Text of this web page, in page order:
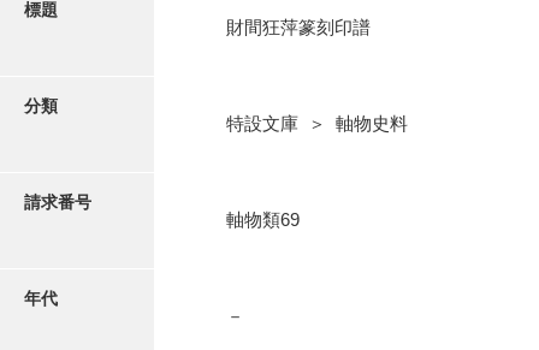
写真・絵はがき
近代刊行写真帳類
標題
財間狂萍篆刻印譜
分類
特設文庫 ＞ 軸物史料
請求番号
軸物類69
年代
－